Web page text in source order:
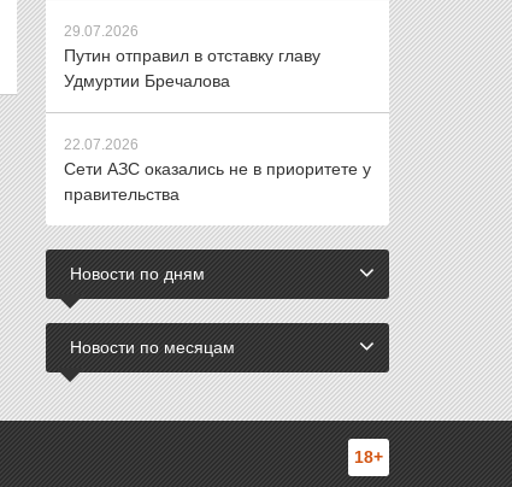
29.07.2026
Путин отправил в отставку главу
Удмуртии Бречалова
22.07.2026
Сети АЗС оказались не в приоритете у
правительства
Новости по дням
Новости по месяцам
18+